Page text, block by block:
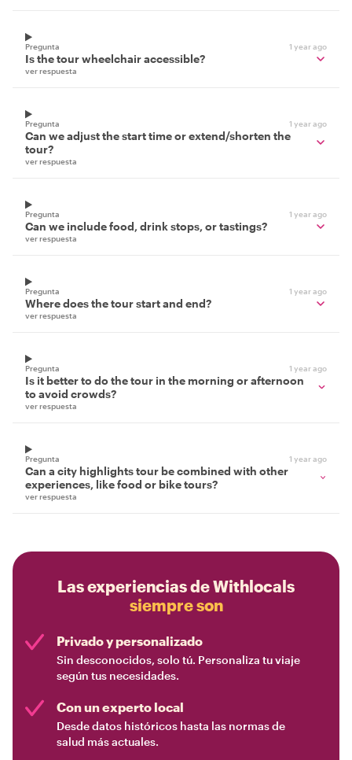
Pregunta 1 year ago
Is the tour wheelchair accessible?
ver respuesta
Pregunta 1 year ago
Can we adjust the start time or extend/shorten the
tour?
ver respuesta
Pregunta 1 year ago
Can we include food, drink stops, or tastings?
ver respuesta
Pregunta 1 year ago
Where does the tour start and end?
ver respuesta
Pregunta 1 year ago
Is it better to do the tour in the morning or afternoon
to avoid crowds?
ver respuesta
Pregunta 1 year ago
Can a city highlights tour be combined with other
experiences, like food or bike tours?
ver respuesta
Las experiencias de Withlocals
siempre son
Privado y personalizado
Sin desconocidos, solo tú. Personaliza tu viaje
según tus necesidades.
Con un experto local
Desde datos históricos hasta las normas de
salud más actuales.